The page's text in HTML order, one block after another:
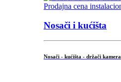
Nosači i kućišta
Nosači - kućišta - držači kamera